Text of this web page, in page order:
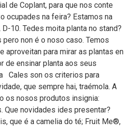
de Coplant, para que nos conte
ocupades na feira? Estamos na
10. Tedes moita planta no stand?
non é o noso caso. Temos
aproveitan para mirar as plantas en
de ensinar planta aos seus
Cales son os criterios para
que sempre hai, traémola. A
os nosos produtos insignia:
Que novidades ides presentar?
que é a camelia do té; Fruit Me®,